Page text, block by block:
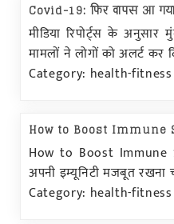
Covid-19: फिर वापस आ गया
मीडिया रिपोर्ट्स के
मामलों ने लोगों को अलर्ट कर
Category: health-fitness
How to Boost Immune
How to Boost
अपनी इम्यूनिटी मजबूत रखना
Category: health-fitness